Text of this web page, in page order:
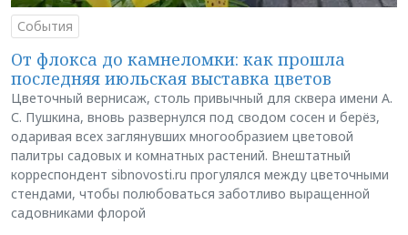
События
От флокса до камнеломки: как прошла
последняя июльская выставка цветов
Цветочный вернисаж, столь привычный для сквера имени А.
С. Пушкина, вновь развернулся под сводом сосен и берёз,
одаривая всех заглянувших многообразием цветовой
палитры садовых и комнатных растений. Внештатный
корреспондент sibnovosti.ru прогулялся между цветочными
стендами, чтобы полюбоваться заботливо выращенной
садовниками флорой